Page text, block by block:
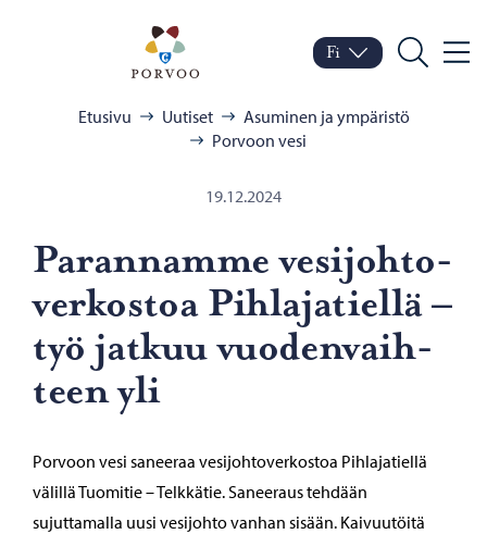
Porvoo – Siirry
Vaihda kieltä
Nykyinen kieli: Suomi
Fi
Hae
Etusivu Uutiset
Asuminen ja ympäristö
Porvoon vesi
19.12.2024
Pa­ran­nam­me ve­si­joh­to­
ver­kos­toa Pih­la­ja­tiel­lä –
työ jat­kuu vuo­den­vaih­
teen yli
Porvoon vesi saneeraa vesijohtoverkostoa Pihlajatiellä
välillä Tuomitie – Telkkätie. Saneeraus tehdään
sujuttamalla uusi vesijohto vanhan sisään. Kaivuutöitä